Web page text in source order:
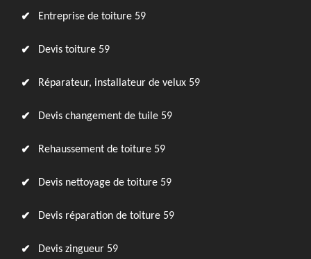
Entreprise de toiture 59
Devis toiture 59
Réparateur, installateur de velux 59
Devis changement de tuile 59
Rehaussement de toiture 59
Devis nettoyage de toiture 59
Devis réparation de toiture 59
Devis zingueur 59